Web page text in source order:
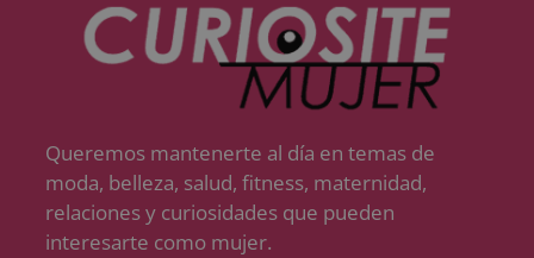
Queremos mantenerte al día en temas de
moda, belleza, salud, fitness, maternidad,
relaciones y curiosidades que pueden
interesarte como mujer.